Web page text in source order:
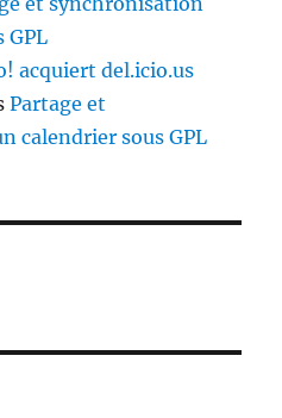
GPL
acquiert del.icio.us
Partage et
calendrier sous GPL